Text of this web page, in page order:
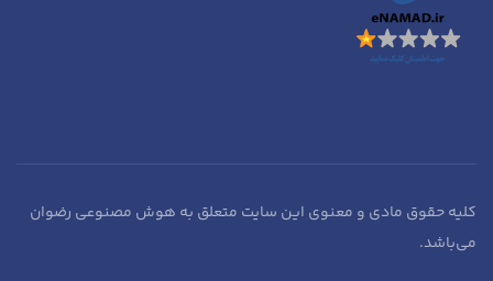
کلیه حقوق مادی و معنوی این سایت متعلق به هوش مصنوعی رضوان
می‌باشد.